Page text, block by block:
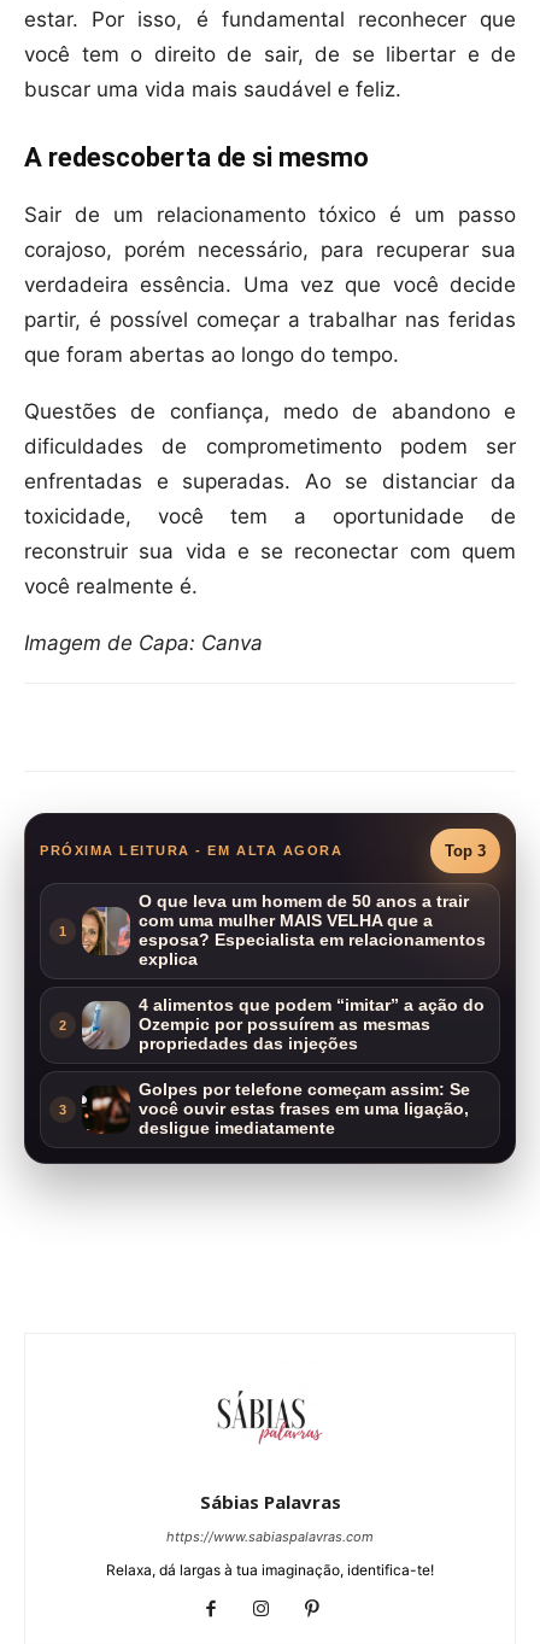
estar. Por isso, é fundamental reconhecer que
você tem o direito de sair, de se libertar e de
buscar uma vida mais saudável e feliz.
A redescoberta de si mesmo
Sair de um relacionamento tóxico é um passo
corajoso, porém necessário, para recuperar sua
verdadeira essência. Uma vez que você decide
partir, é possível começar a trabalhar nas feridas
que foram abertas ao longo do tempo.
Questões de confiança, medo de abandono e
dificuldades de comprometimento podem ser
enfrentadas e superadas. Ao se distanciar da
toxicidade, você tem a oportunidade de
reconstruir sua vida e se reconectar com quem
você realmente é.
Imagem de Capa: Canva
PRÓXIMA LEITURA - EM ALTA AGORA Top 3
1
O que leva um homem de 50 anos a trair
com uma mulher MAIS VELHA que a
esposa? Especialista em relacionamentos
explica
2
4 alimentos que podem “imitar” a ação do
Ozempic por possuírem as mesmas
propriedades das injeções
3
Golpes por telefone começam assim: Se
você ouvir estas frases em uma ligação,
desligue imediatamente
Sábias Palavras
https://www.sabiaspalavras.com
Relaxa, dá largas à tua imaginação, identifica-te!